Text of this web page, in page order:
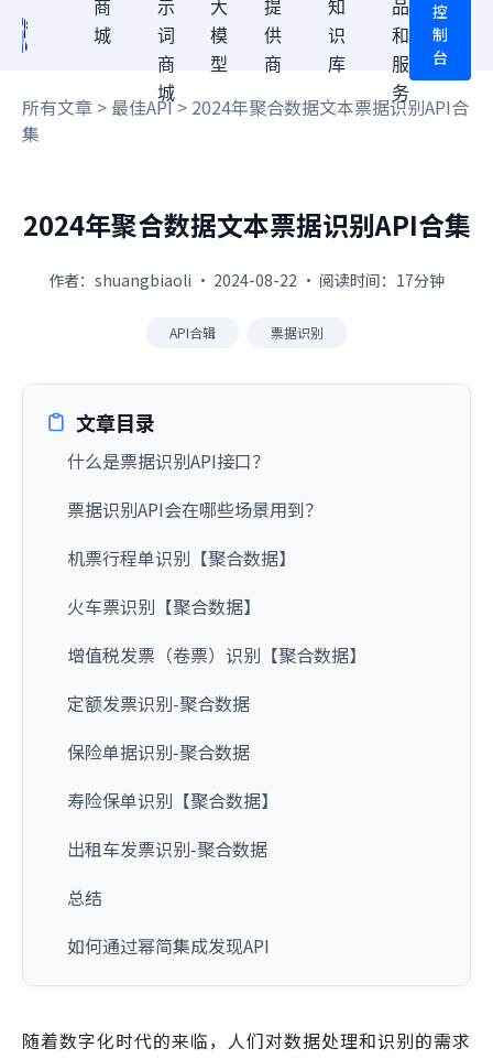
商
城
示
词
商
城
大
模
型
提
供
商
知
识
库
品
和
服
务
控
制
台
所有文章 > 最佳API> 2024年聚合数据文本票据识别API合
集
2024年聚合数据文本票据识别API合集
作者：shuangbiaoli · 2024-08-22 · 阅读时间：17分钟
API合辑 票据识别
文章目录
什么是票据识别API接口？
票据识别API会在哪些场景用到？
机票行程单识别【聚合数据】
火车票识别【聚合数据】
增值税发票（卷票）识别【聚合数据】
定额发票识别-聚合数据
保险单据识别-聚合数据
寿险保单识别【聚合数据】
出租车发票识别-聚合数据
总结
如何通过幂简集成发现API
随着数字化时代的来临，人们对数据处理和识别的需求